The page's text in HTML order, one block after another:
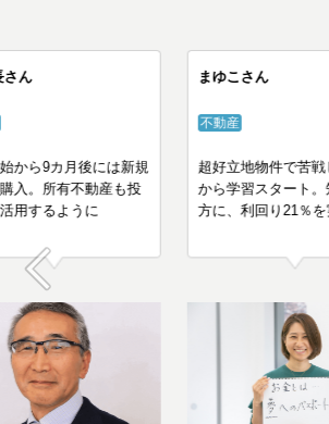
杉山 長さん
受講開始から9カ月後には新規
物件を購入。所有不動産も投
資用に活用するように
まゆこさん
超好立地
から学習
方に、利
Prev